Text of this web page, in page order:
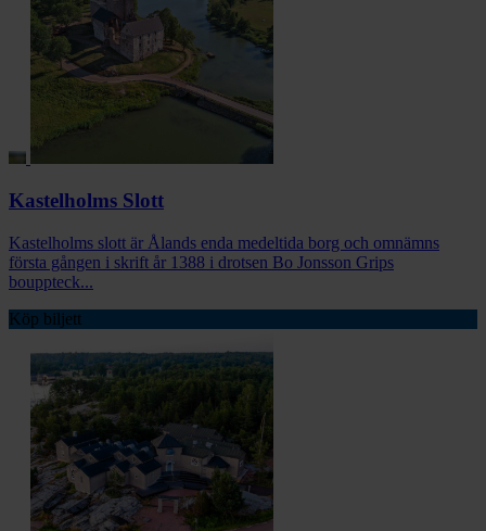
Kastelholms Slott
Kastelholms slott är Ålands enda medeltida borg och omnämns
första gången i skrift år 1388 i drotsen Bo Jonsson Grips
bouppteck...
Köp biljett